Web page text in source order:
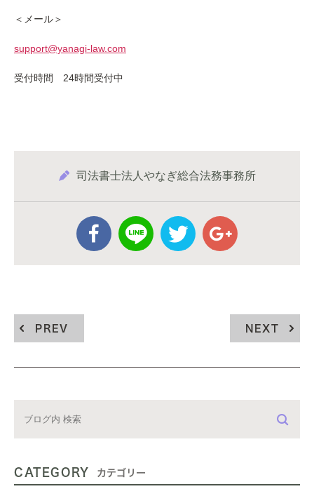
＜メール＞
support@yanagi-law.com
受付時間 24時間受付中
司法書士法人やなぎ総合法務事務所
PREV NEXT
CATEGORY カテゴリー